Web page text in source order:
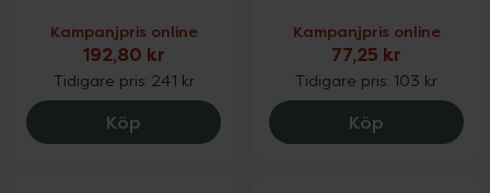
Kampanjpris online
192,80 kr
Tidigare pris: 241 kr
Köp Pureness Elektrolytpulver Cola-Citron,
Kampanjpris online
77,25 kr
Tidigare pris: 103 kr
Köp Pharbio